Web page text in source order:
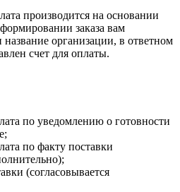
производится на основании
заказа вам
организации, в ответном
счет для оплаты.
по уведомлению о готовности
по факту поставки
(согласовывается